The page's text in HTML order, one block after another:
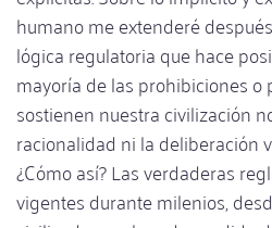
humano me extenderé
lógica regulatoria que hace
mayoría de las prohibiciones
sostienen nuestra civilización
racionalidad ni la deliberación
¿Cómo así? Las verdaderas
vigentes durante milenios,